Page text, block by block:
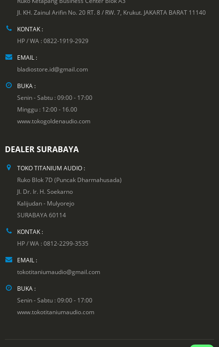
Jl. KH. Zainul Arifin No. 20 RT. 8 / RW. 7, Krukut. JAKARTA BARAT 11140
KONTAK :
HP / WA : 0822-1919-2929
EMAIL :
bladiostore.id@gmail.com
BUKA :
Senin - Sabtu : 09:00 - 17:00
Minggu : 12:00 - 16.00
www.tokogoldenaudio.com
DEALER SURABAYA
TOKO TITANIUM AUDIO :
Ruko Blok 7D (Puncak Dharmahusada)
Jl. Dr. Ir. H. Soekarno
Kalijudan - Mulyorejo
SURABAYA 60114
KONTAK :
HP / WA : 0812-2299-3535
EMAIL :
tokotitaniumaudio@gmail.com
BUKA :
Senin - Sabtu : 09:00 - 17:00
www.tokotitaniumaudio.com